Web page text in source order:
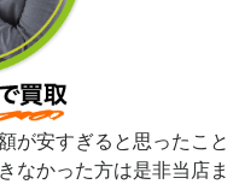
が安すぎると思ったこと
なかった方は是非当店ま